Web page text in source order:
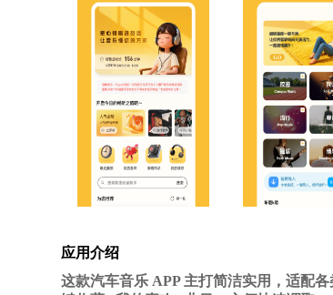
应用介绍
这款汽车音乐 APP 主打简洁实用，适配